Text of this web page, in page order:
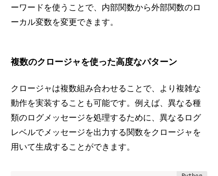
ーワードを使うことで、内部関数から外部関数のロ
ーカル変数を変更できます。
複数のクロージャを使った高度なパターン
クロージャは複数組み合わせることで、より複雑な
動作を実装することも可能です。例えば、異なる種
類のログメッセージを処理するために、異なるログ
レベルでメッセージを出力する関数をクロージャを
用いて生成することができます。